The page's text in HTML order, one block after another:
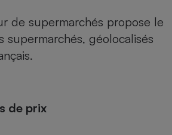
de supermarchés propose le
supermarchés, géolocalisés
de prix